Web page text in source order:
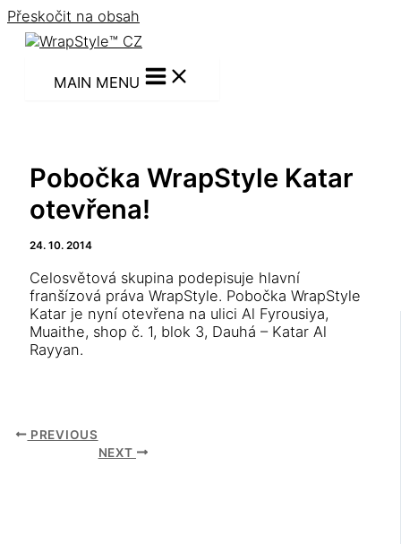
Přeskočit na obsah
MAIN MENU
Pobočka WrapStyle Katar
otevřena!
24. 10. 2014
Celosvětová skupina podepisuje hlavní
franšízová práva WrapStyle. Pobočka WrapStyle
Katar je nyní otevřena na ulici Al Fyrousiya,
Muaithe, shop č. 1, blok 3, Dauhá – Katar Al
Rayyan.
PREVIOUS
NEXT